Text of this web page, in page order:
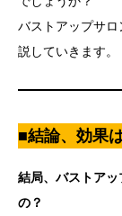
バストアップサ
説していきます。
■結論、効果
結局、バストア
の？